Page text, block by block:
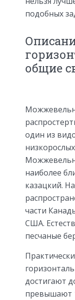
подобных
общие
один из
наиболее
казацкий.
части
США.
песчаные
достигают
превышают